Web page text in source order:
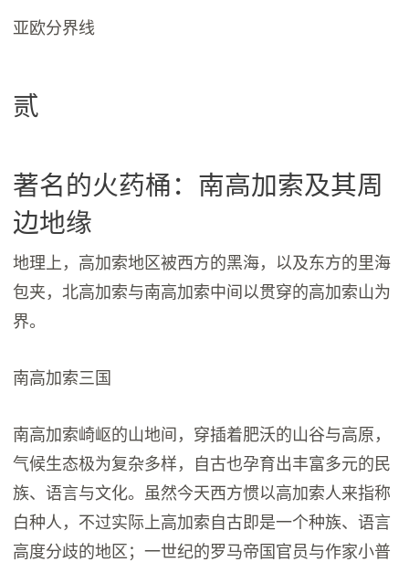
亚欧分界线
贰
著名的火药桶：南高加索及其周
边地缘
地理上，高加索地区被西方的黑海，以及东方的里海
包夹，北高加索与南高加索中间以贯穿的高加索山为
界。
南高加索三国
南高加索崎岖的山地间，穿插着肥沃的山谷与高原，
气候生态极为复杂多样，自古也孕育出丰富多元的民
族、语言与文化。虽然今天西方惯以高加索人来指称
白种人，不过实际上高加索自古即是一个种族、语言
高度分歧的地区；一世纪的罗马帝国官员与作家小普